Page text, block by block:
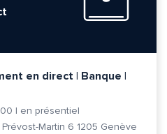
en direct | Banque |
| en présentiel
Prévost-Martin 6 1205 Genève